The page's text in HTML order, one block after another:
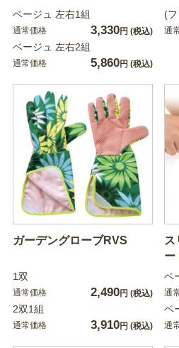
ベージュ 左右1組
通常価格 3,330円 (税込)
ベージュ 左右2組
通常価格 5,860円 (税込)
(
通
ガーデングローブRVS
1双
通常価格 2,490円 (税込)
2双1組
通常価格 3,910円 (税込)
ス
ー
ベ
通
ベ
通